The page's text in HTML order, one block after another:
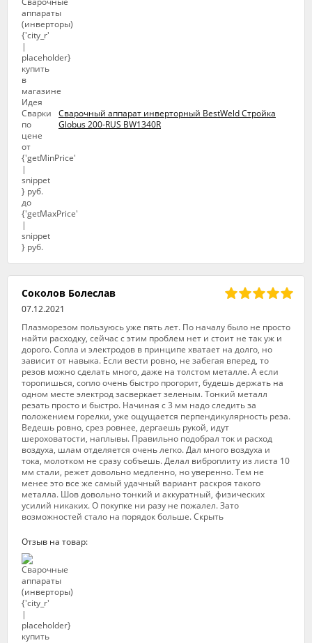
Сварочный аппарат инверторный BestWeld Стройка
Globus 200-RUS BW1340R
Соколов Болеслав
07.12.2021
Плазморезом пользуюсь уже пять лет. По началу было не просто
найти расходку, сейчас с этим проблем нет и стоит не так уж и
дорого. Сопла и электродов в принципе хватает на долго, но
зависит от навыка. Если вести ровно, не забегая вперед, то
резов можно сделать много, даже на толстом металле. А если
торопишься, сопло очень быстро прогорит, будешь держать на
одном месте электрод засверкает зеленым. Тонкий металл
резать просто и быстро. Начиная с 3 мм надо следить за
положением горелки, уже ощущается перпендикулярность реза.
Ведешь ровно, срез ровнее, дергаешь рукой, идут
шероховатости, наплывы. Правильно подобрал ток и расход
воздуха, шлам отделяется очень легко. Дал много воздуха и
тока, молотком не сразу собъешь. Делал виброплиту из листа 10
мм стали, режет довольно медленно, но уверенно. Тем не
менее это все же самый удачный вариант раскроя такого
металла. Шов довольно тонкий и аккуратный, физических
усилий никаких. О покупке ни разу не пожалел. Зато
возможностей стало на порядок больше. Скрыть
Отзыв на товар: